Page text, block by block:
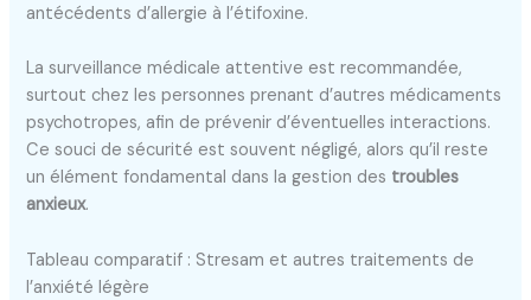
antécédents d’allergie à l’étifoxine.
La surveillance médicale attentive est recommandée,
surtout chez les personnes prenant d’autres médicaments
psychotropes, afin de prévenir d’éventuelles interactions.
Ce souci de sécurité est souvent négligé, alors qu’il reste
un élément fondamental dans la gestion des troubles
anxieux.
Tableau comparatif : Stresam et autres traitements de
l’anxiété légère